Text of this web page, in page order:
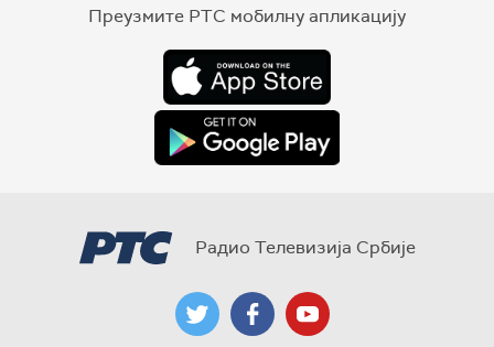
Преузмите РТС мобилну апликацију
Радио Телевизија Србије